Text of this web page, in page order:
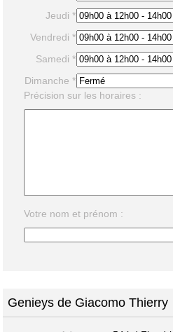
Jeudi *
Vendredi *
Samedi *
Dimanche *
Précision sur les horaires :
Votre nom et prénom :
Genieys de Giacomo Thierry